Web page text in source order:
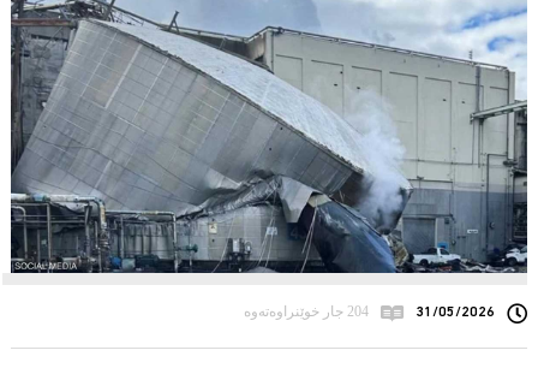
31/05/2026 204 جار خوێنراوەتەوە